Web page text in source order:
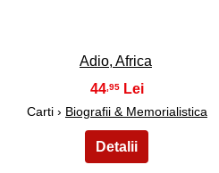
Adio, Africa
44 ,95
Carti › Biografii & Memorialistica